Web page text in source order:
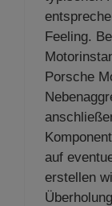
Feeling.
Porsche
auf
erstellen